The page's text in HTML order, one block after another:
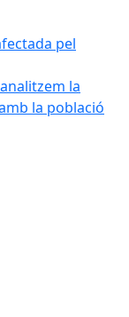
pel
la
la població